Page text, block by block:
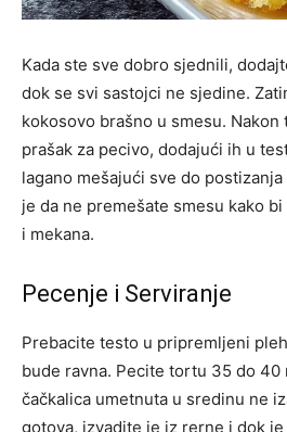
Kada ste sve dobro sjednili,
dok se svi sastojci ne sjedine.
kokosovo brašno u smesu.
prašak za pecivo, dodajući ih u
lagano mešajući sve do
je da ne premešate smesu kako
i mekana.
Pecenje i Serviranje
Prebacite testo u pripremljeni
bude ravna. Pecite tortu 35 do 40
čačkalica umetnuta u sredinu ne
gotova, izvadite je iz rerne i dok